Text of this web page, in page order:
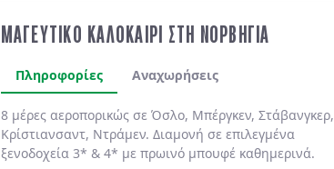
ΜΑΓΕΥΤΙΚΟ ΚΑΛΟΚΑΙΡΙ ΣΤΗ ΝΟΡΒΗΓΙΑ
Πληροφορίες Αναχωρήσεις
8 μέρες αεροπορικώς σε Όσλο, Μπέργκεν, Στάβανγκερ,
Κρίστιανσαντ, Ντράμεν. Διαμονή σε επιλεγμένα
ξενοδοχεία 3* & 4* με πρωινό μπουφέ καθημερινά.